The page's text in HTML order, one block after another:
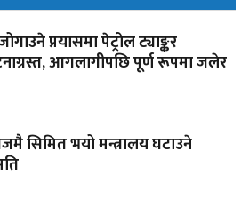
प्रयासमा पेट्रोल ट्याङ्कर
आगलागीपछि पूर्ण रूपमा जलेर
सिमित भयो मन्त्रालय घटाउने